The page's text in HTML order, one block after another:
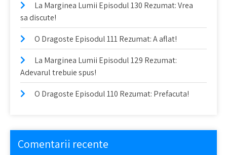
La Marginea Lumii Episodul 130 Rezumat: Vrea
sa discute!
O Dragoste Episodul 111 Rezumat: A aflat!
La Marginea Lumii Episodul 129 Rezumat:
Adevarul trebuie spus!
O Dragoste Episodul 110 Rezumat: Prefacuta!
Comentarii recente